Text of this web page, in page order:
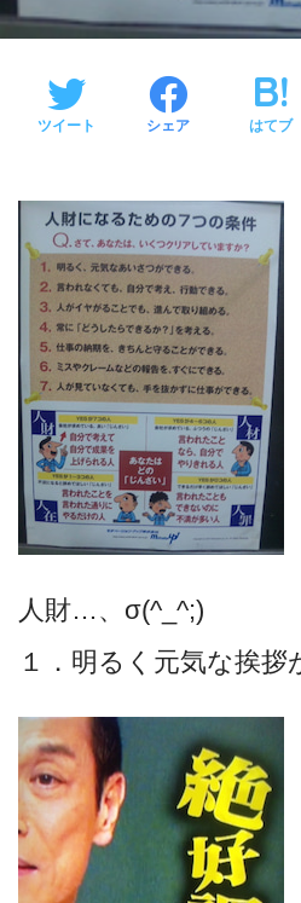
ツイート シェア はてブ
人財…、σ(^_^;)
１．明るく元気な挨拶